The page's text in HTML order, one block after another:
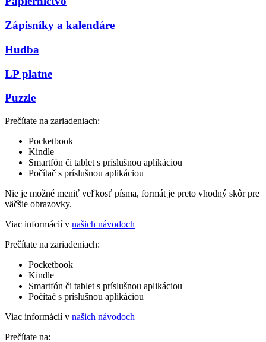
Zápisníky a kalendáre
Hudba
LP platne
Puzzle
Prečítate na zariadeniach:
Pocketbook
Kindle
Smartfón či tablet s príslušnou aplikáciou
Počítač s príslušnou aplikáciou
Nie je možné meniť veľkosť písma, formát je preto vhodný skôr pre
väčšie obrazovky.
Viac informácií v našich návodoch
Prečítate na zariadeniach:
Pocketbook
Kindle
Smartfón či tablet s príslušnou aplikáciou
Počítač s príslušnou aplikáciou
Viac informácií v našich návodoch
Prečítate na: